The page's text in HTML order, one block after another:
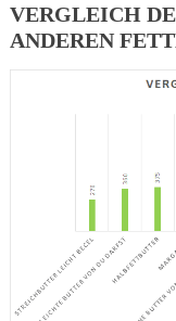
VERGLEICH
ANDEREN